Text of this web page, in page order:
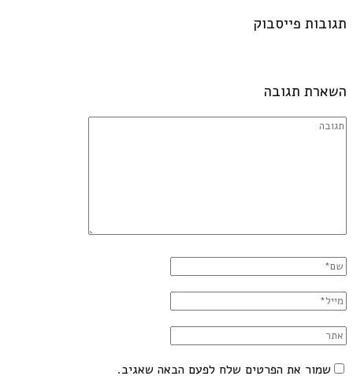
תגובות פייסבוק
השארת תגובה
שמור את הפרטים שלח לפעם הבאה שאגיב.